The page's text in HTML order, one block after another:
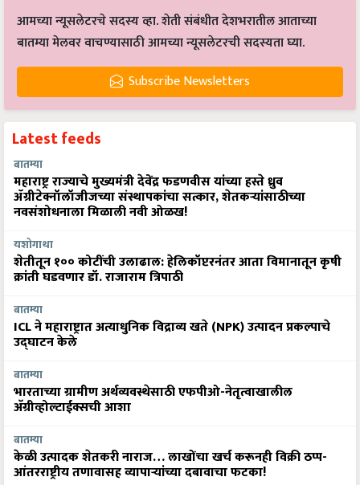
आमच्या न्यूसलेटरचे सदस्य व्हा. शेती संबंधीत देशभरातील आताच्या
बातम्या मेलवर वाचण्यासाठी आमच्या न्यूसलेटरची सदस्यता घ्या.
Subscribe Newsletters
Latest feeds
बातम्या
महाराष्ट्र राज्याचे मुख्यमंत्री देवेंद्र फडणवीस यांच्या हस्ते ध्रुव
ॲग्रीटेक्नॉलॉजीजच्या संस्थापकांचा सत्कार, शेतकऱ्यांसाठीच्या
नवसंशोधनाला मिळाली नवी ओळख!
यशोगाथा
शेतीतून १०० कोटींची उलाढाल: हेलिकॉप्टरनंतर आता विमानातून कृषी
क्रांती घडवणार डॉ. राजाराम त्रिपाठी
बातम्या
ICL ने महाराष्ट्रात अत्याधुनिक विद्राव्य खते (NPK) उत्पादन प्रकल्पाचे
उद्घाटन केले
बातम्या
भारताच्या ग्रामीण अर्थव्यवस्थेसाठी एफपीओ-नेतृत्वाखालील
अ‍ॅग्रीव्होल्टाईक्सची आशा
बातम्या
केळी उत्पादक शेतकरी नाराज… लाखोंचा खर्च करूनही विक्री ठप्प-
आंतरराष्ट्रीय तणावासह व्यापाऱ्यांच्या दबावाचा फटका!